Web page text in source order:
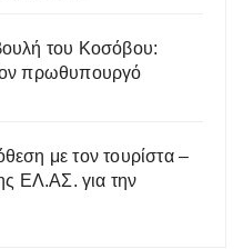
του Κοσόβου:
πρωθυπουργό
με τον τουρίστα –
ΕΛ.ΑΣ. για την